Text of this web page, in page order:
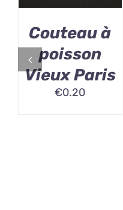
Couteau à
poisson
Vieux Paris
€0.20